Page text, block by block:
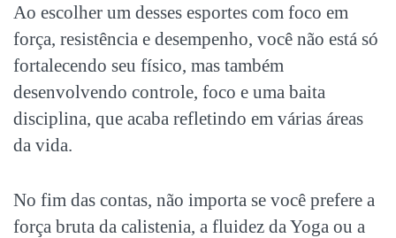
Ao escolher um desses esportes com foco em
força, resistência e desempenho, você não está só
fortalecendo seu físico, mas também
desenvolvendo controle, foco e uma baita
disciplina, que acaba refletindo em várias áreas
da vida.
No fim das contas, não importa se você prefere a
força bruta da calistenia, a fluidez da Yoga ou a